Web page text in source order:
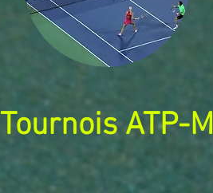
Tournois ATP-M